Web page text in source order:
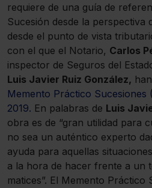
requiere de una guía de
Sucesión desde la perspectiva
desde el punto de vista
con el que el Notario, Carlos
inspector de Seguros del
Luis Javier Ruiz González,
Memento Práctico Sucesiones
2019. En palabras de Luis
obra es de “gran utilidad para
no sea un auténtico experto
ayuda para aquellas
a la hora de hacer frente a un
matices”. El Memento